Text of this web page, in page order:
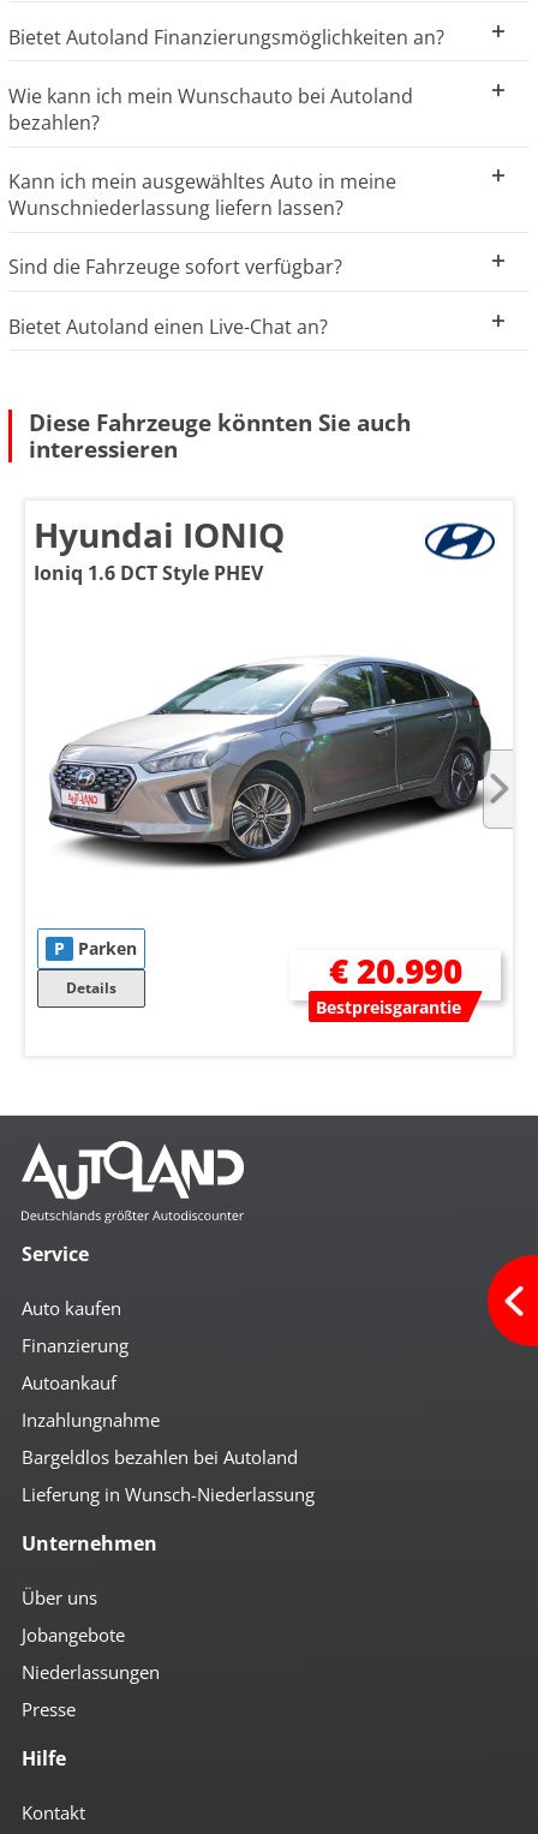
Bietet Autoland Finanzierungsmöglichkeiten an?
Wie kann ich mein Wunschauto bei Autoland
bezahlen?
Kann ich mein ausgewähltes Auto in meine
Wunschniederlassung liefern lassen?
Sind die Fahrzeuge sofort verfügbar?
Bietet Autoland einen Live-Chat an?
Diese Fahrzeuge könnten Sie auch
interessieren
Hyundai IONIQ
Ioniq 1.6 DCT Style PHEV
P Parken
Details € 20.990
Bestpreisgarantie
Service
Auto kaufen
Finanzierung
Autoankauf
Inzahlungnahme
Bargeldlos bezahlen bei Autoland
Lieferung in Wunsch-Niederlassung
Unternehmen
Über uns
Jobangebote
Niederlassungen
Presse
Hilfe
Kontakt